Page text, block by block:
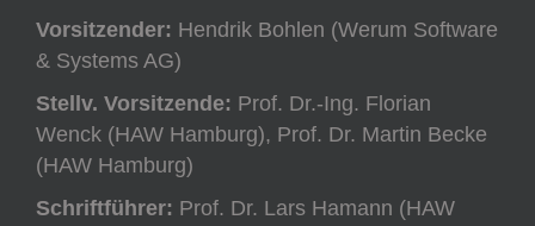
Vorsitzender: Hendrik Bohlen (Werum Software
& Systems AG)
Stellv. Vorsitzende: Prof. Dr.-Ing. Florian
Wenck (HAW Hamburg), Prof. Dr. Martin Becke
(HAW Hamburg)
Schriftführer: Prof. Dr. Lars Hamann (HAW